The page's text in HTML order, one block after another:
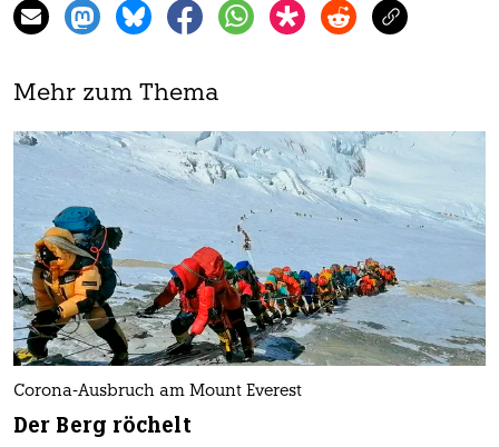
Mehr zum Thema
Corona-Ausbruch am Mount Everest
Der Berg röchelt